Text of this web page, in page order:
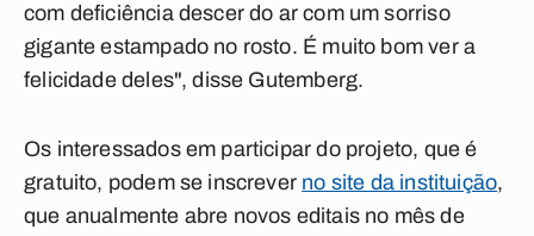
com deficiência descer do ar com um sorriso
gigante estampado no rosto. É muito bom ver a
felicidade deles", disse Gutemberg.
Os interessados em participar do projeto, que é
gratuito, podem se inscrever no site da instituição,
que anualmente abre novos editais no mês de